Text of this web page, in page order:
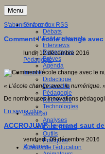
Menu
S'informer
Débats
Faits marquants
Interviews
Reportages
Brèves
Agenda
Innover
Didactique
Dispositifs
Pédagogie
Recherche
Technologies
Savoir(s)
Analyses
Conférences
Outils
Pratiques
Acteurs de l'éducation
S'abonner à ce flux RSS
Comment l’école change
lundi, 12 décembre 2016
Pédagogie
« L’école change avec le numérique. »
De nombreuses innovations
En savoir plus...
ACCROJUMP, le grand saut
vendredi, 09 décembre 2016
Pratiques